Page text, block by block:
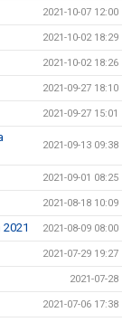
2021-10-07 12:00
2021-10-02 18:29
2021-10-02 18:26
2021-09-27 18:10
2021-09-27 15:01
2021-09-13 09:38
2021-09-01 08:25
2021-08-18 10:09
2021-08-09 08:00
2021-07-29 19:27
2021-07-28
2021-07-06 17:38